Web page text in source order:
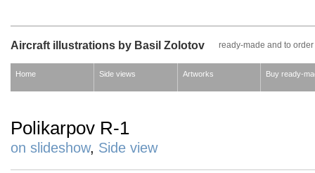
Aircraft illustrations by Basil Zolotov ready-made and to order
Home Side views Artworks Buy ready-
Polikarpov R-1
on slideshow, Side view